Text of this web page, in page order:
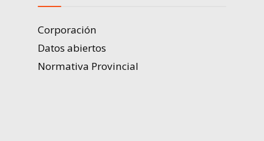
Corporación
Datos abiertos
Normativa Provincial